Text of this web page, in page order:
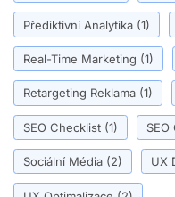
Přediktivní Analytika (1)
Real-Time Marketing (1)
Retargeting Reklama (1)
SEO Checklist (1) SEO
Sociální Média (2) UX